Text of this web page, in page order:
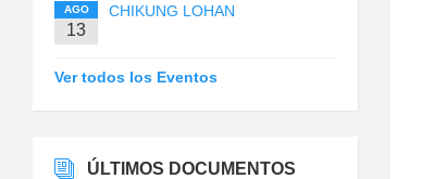
AGO
13
CHIKUNG LOHAN
Ver todos los Eventos
ÚLTIMOS DOCUMENTOS